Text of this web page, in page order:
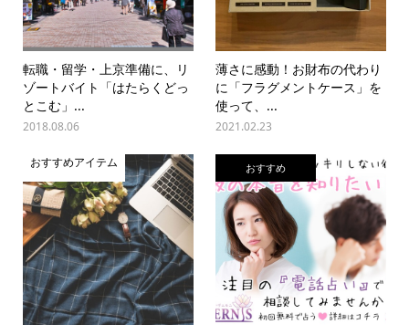
転職・留学・上京準備に、リ
ゾートバイト「はたらくどっ
とこむ」...
2018.08.06
薄さに感動！お財布の代わり
に「フラグメントケース」を
使って、...
2021.02.23
おすすめアイテム おすすめ